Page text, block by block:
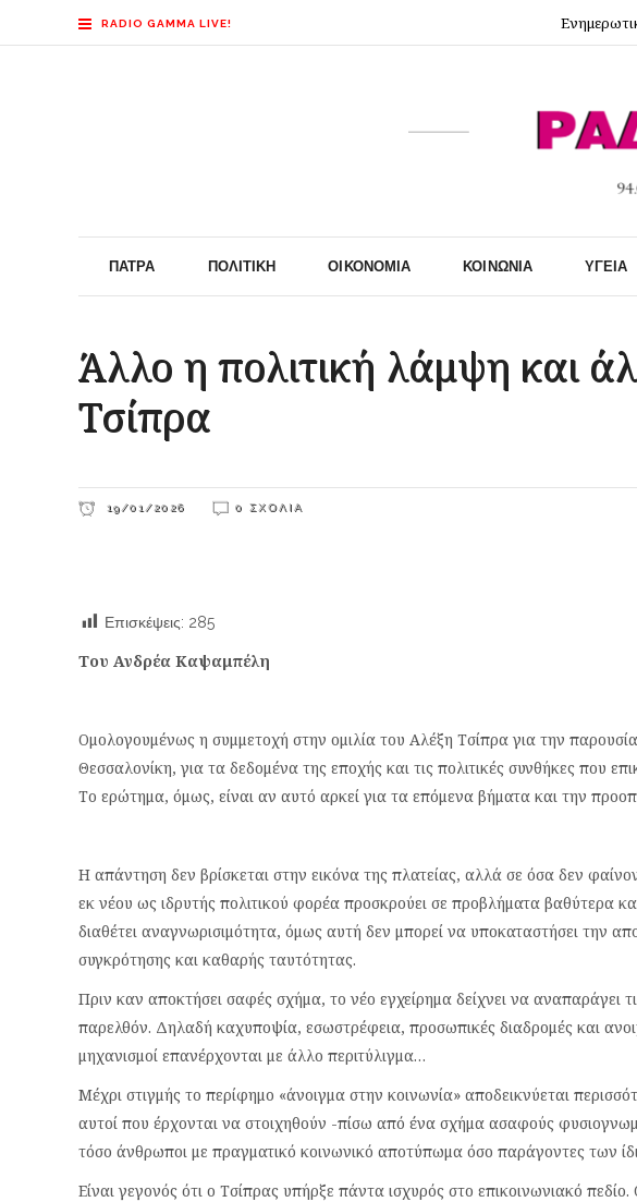
RADIO GAMMA LIVE!
ΠΆΤΡΑ ΠΟΛΙΤΙΚΉ ΟΙΚΟΝΟΜΊΑ ΚΟΙΝΩΝΊΑ ΥΓΕΊΑ
Άλλο η πολιτική λάμψη και
Τσίπρα
19/01/2026 0 ΣΧΌΛΙΑ
Επισκέψεις: 285
Του Ανδρέα Καψαμπέλη
Ομολογουμένως η συμμετοχή στην ομιλία του Αλέξη Τσίπρα για την
Θεσσαλονίκη, για τα δεδομένα της εποχής και τις πολιτικές συνθήκες που
Το ερώτημα, όμως, είναι αν αυτό αρκεί για τα επόμενα βήματα και την
Η απάντηση δεν βρίσκεται στην εικόνα της πλατείας, αλλά σε όσα δεν
εκ νέου ως ιδρυτής πολιτικού φορέα προσκρούει σε προβλήματα βαθύτερα
διαθέτει αναγνωρισιμότητα, όμως αυτή δεν μπορεί να υποκαταστήσει την
συγκρότησης και καθαρής ταυτότητας.
Πριν καν αποκτήσει σαφές σχήμα, το νέο εγχείρημα δείχνει να αναπαράγει
παρελθόν. Δηλαδή καχυποψία, εσωστρέφεια, προσωπικές διαδρομές και
μηχανισμοί επανέρχονται με άλλο περιτύλιγμα…
Μέχρι στιγμής το περίφημο «άνοιγμα στην κοινωνία» αποδεικνύεται
αυτοί που έρχονται να στοιχηθούν -πίσω από ένα σχήμα ασαφούς
τόσο άνθρωποι με πραγματικό κοινωνικό αποτύπωμα όσο παράγοντες των
Είναι γεγονός ότι ο Τσίπρας υπήρξε πάντα ισχυρός στο επικοινωνιακό πεδίο.